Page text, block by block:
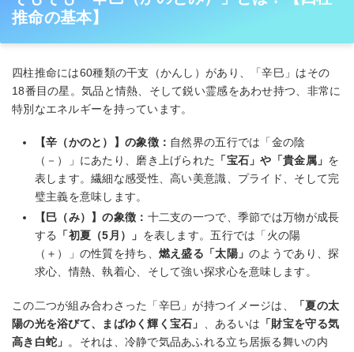
推命の基本】
四柱推命には60種類の干支（かんし）があり、「辛巳」はその
18番目の星。気品と情熱、そして鋭い霊感をあわせ持つ、非常に
特別なエネルギーを持っています。
【辛（かのと）】の象徴： 自然界の五行では「金の陰
（－）」にあたり、磨き上げられた
「宝石」や「貴金属」 を
表します。繊細な感受性、高い美意識、プライド、そして完
璧主義を意味します。
【巳（み）】の象徴： 十二支の一つで、季節では万物が成長
する
「初夏（5月）」 を表します。五行では「火の陽
（＋）」の性質を持ち、 燃え盛る「太陽」のようであり、探
求心、情熱、執着心、そして強い探求心を意味します。
この二つが組み合わさった「辛巳」が持つイメージは、
「夏の太
陽の光を浴びて、まばゆく輝く宝石」
、あるいは 「財宝を守る気
高き白蛇」 。それは、冷静で気品あふれる立ち居振る舞いの内